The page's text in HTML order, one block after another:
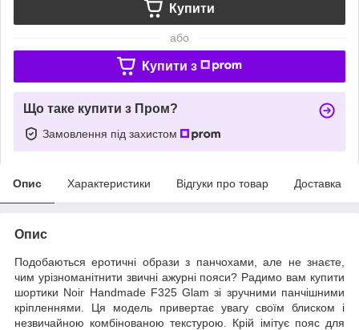
Купити
або
Купити з
Що таке купити з Пром?
Замовлення під захистом
Опис Характеристики Відгуки про товар Доставка
Опис
Подобаються еротичні образи з панчохами, але не знаєте,
чим урізноманітнити звичні ажурні пояси? Радимо вам купити
шортики Noir Handmade F325 Glam зі зручними панчішними
кріпленнями. Ця модель привертає увагу своїм блиском і
незвичайною комбінованою текстурою. Крій імітує пояс для